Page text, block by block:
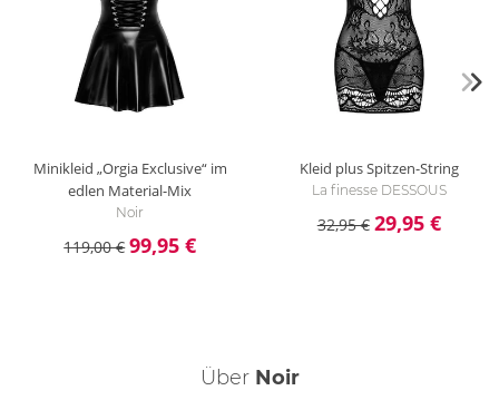
Minikleid „Orgia Exclusive“ im
edlen Material-Mix
Noir
119,00 € 99,95 €
Kleid plus Spitzen-String
La finesse DESSOUS
32,95 € 29,95 €
Über Noir